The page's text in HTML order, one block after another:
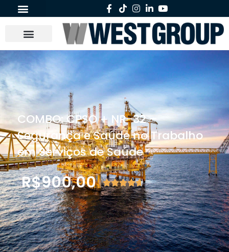
COMBO: CPSO + NR-32 –
Segurança e Saúde no Trabalho
em Serviços de Saúde
R$900,00